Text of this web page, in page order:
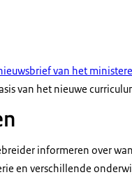
van het ministere
van het nieuwe
informeren over
en verschillende